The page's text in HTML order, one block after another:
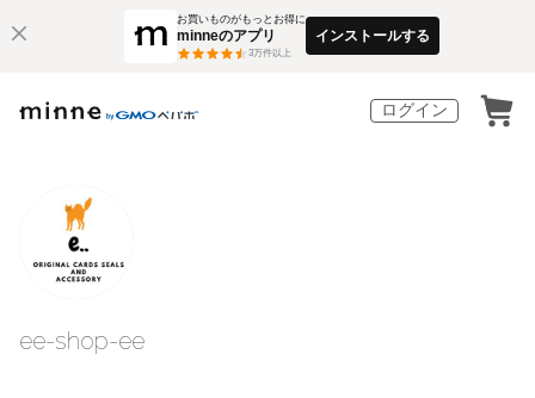
お買いものがもっとお得に
minneのアプリ
3万件以上
インストールする
ログイン
ee-shop-ee